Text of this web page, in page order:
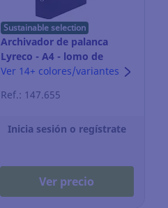
Sustainable selection
Archivador de palanca
Lyreco - A4 - lomo de
80 mm - negro
Ver 14+ colores/variantes
Ref.: 147.655
Inicia sesión o regístrate
Ver precio